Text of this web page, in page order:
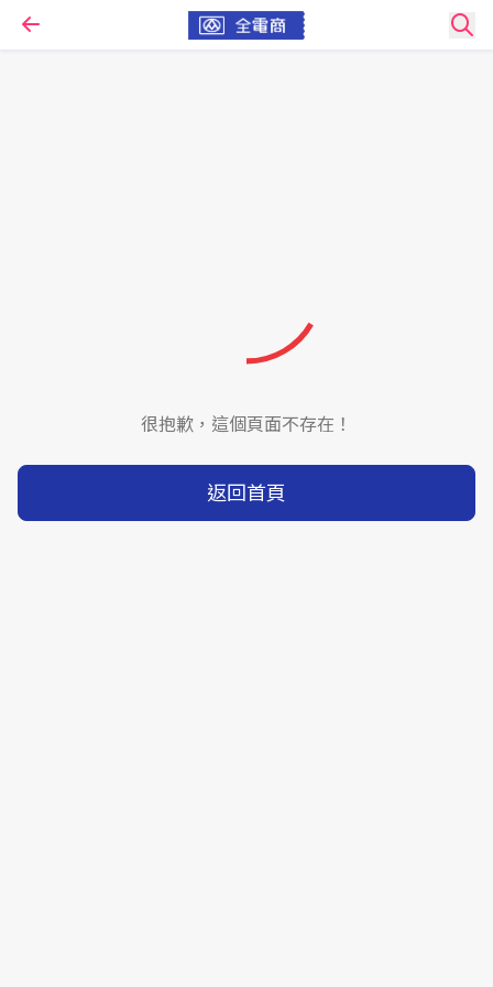
很抱歉，這個頁面不存在！
返回首頁